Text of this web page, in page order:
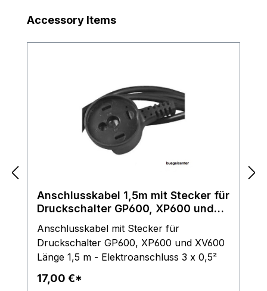
Produktgalerie überspringen
Accessory Items
Anschlusskabel 1,5m mit Stecker für
Druckschalter GP600, XP600 und
Anschlusskabel mit Stecker für
Druckschalter GP600, XP600 und XV600
17,00 €*